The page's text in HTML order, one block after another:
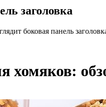
заголовка
боковая панель
хомяков: